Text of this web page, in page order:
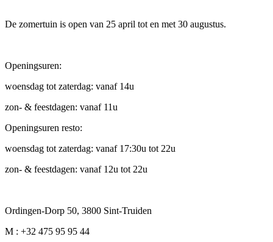
De zomertuin is open van 25 april tot en met 30 augustus.
Openingsuren:
woensdag tot zaterdag: vanaf 14u
zon- & feestdagen: vanaf 11u
Openingsuren resto:
woensdag tot zaterdag: vanaf 17:30u tot 22u
zon- & feestdagen: vanaf 12u tot 22u
Ordingen-Dorp 50, 3800 Sint-Truiden
M : +32 475 95 95 44